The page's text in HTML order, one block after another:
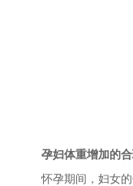
孕妇体重增加的合
怀孕期间，妇女的